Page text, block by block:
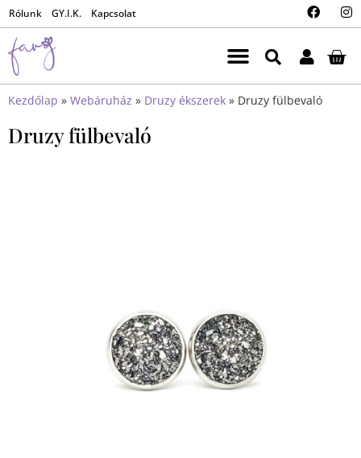
Rólunk GY.I.K. Kapcsolat
Kezdőlap » Webáruház » Druzy ékszerek » Druzy fülbevaló
Druzy fülbevaló